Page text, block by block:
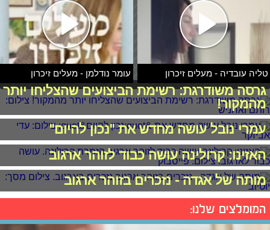
טליה עובדיה - מעלים זיכרון עומר נודלמן - מעלים זיכרון
גרסה משודרגת: רשימת הביצועים שהצליחו יותר
מהמקור!
עמרי נובל עושה מחדש את "נכון להיום"
האזינו: קרולינה עושה כבוד לזוהר ארגוב
מותה של אגדה - נזכרים בזוהר ארגוב
המומלצים שלנו: